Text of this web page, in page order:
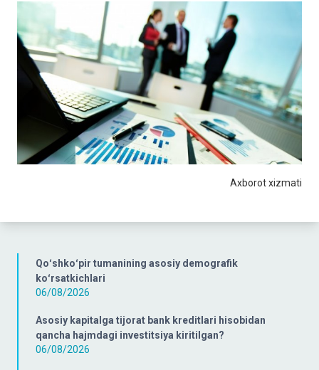
Qoʻshkoʻpir tumanining asosiy demografik
koʻrsatkichlari
06/08/2026
Asosiy kapitalga tijorat bank kreditlari hisobidan
qancha hajmdagi investitsiya kiritilgan?
06/08/2026
Axborot xizmati